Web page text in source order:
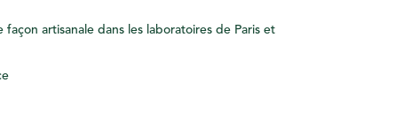
façon artisanale dans les laboratoires de Paris et